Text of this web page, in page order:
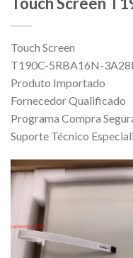
Touch Screen
T190C-5RBA16N-
Produto Importado
Fornecedor Qualificado
Programa Compra
Suporte Técnico